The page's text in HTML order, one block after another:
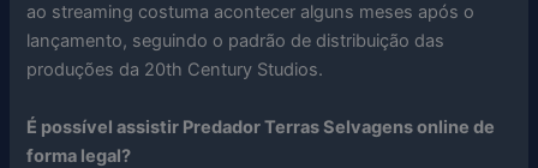
ao streaming costuma acontecer alguns meses após o
lançamento, seguindo o padrão de distribuição das
produções da 20th Century Studios.
É possível assistir Predador Terras Selvagens online de
forma legal?